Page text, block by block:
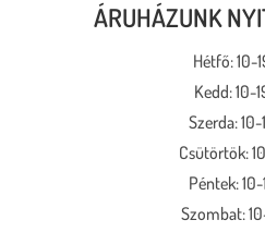
ÁRUHÁZUNK
Hétfő: 10-
Kedd: 10-
Szerda: 10-
Csütörtök:
Péntek:
Szombat: